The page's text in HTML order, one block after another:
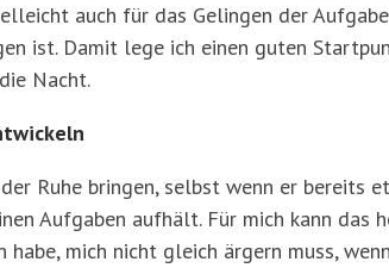
auch für das Gelingen der
ist. Damit lege ich einen guten
Nacht.
Ruhe bringen, selbst wenn er bereits
Aufgaben aufhält. Für mich kann
habe, mich nicht gleich ärgern muss,